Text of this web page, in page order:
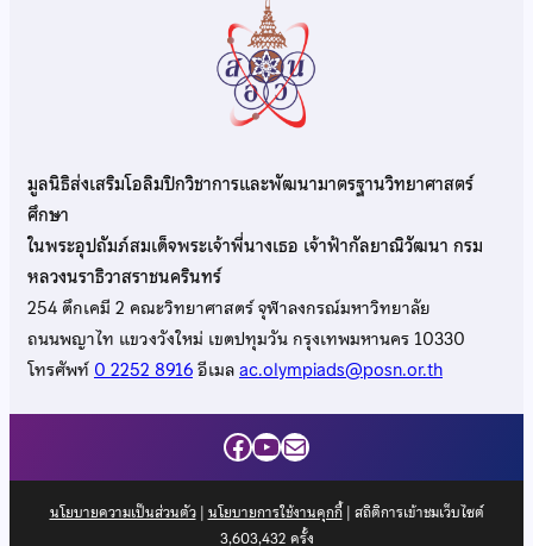
มูลนิธิส่งเสริมโอลิมปิกวิชาการและพัฒนามาตรฐานวิทยาศาสตร์
ศึกษา
ในพระอุปถัมภ์สมเด็จพระเจ้าพี่นางเธอ เจ้าฟ้ากัลยาณิวัฒนา กรม
หลวงนราธิวาสราชนครินทร์
254 ตึกเคมี 2 คณะวิทยาศาสตร์ จุฬาลงกรณ์มหาวิทยาลัย
ถนนพญาไท แขวงวังใหม่ เขตปทุมวัน กรุงเทพมหานคร 10330
โทรศัพท์0 2252 8916อีเมลac.olympiads@posn.or.th
Facebook
YouTube
Mail
นโยบายความเป็นส่วนตัว| นโยบายการใช้งานคุกกี้| สถิติการเข้าชมเว็บไซต์
3,603,432 ครั้ง